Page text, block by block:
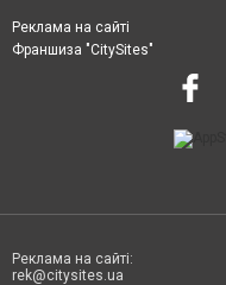
Реклама на сайті
Франшиза "CitySites"
Реклама на сайті:
rek@citysites.ua